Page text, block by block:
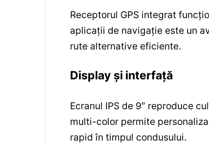
Receptorul GPS integrat
aplicații de navigație este un
rute alternative eficiente.
Display și interfață
Ecranul IPS de 9″ reproduce
multi-color permite
rapid în timpul condusului.